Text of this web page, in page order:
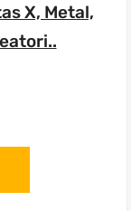
X, Metal,